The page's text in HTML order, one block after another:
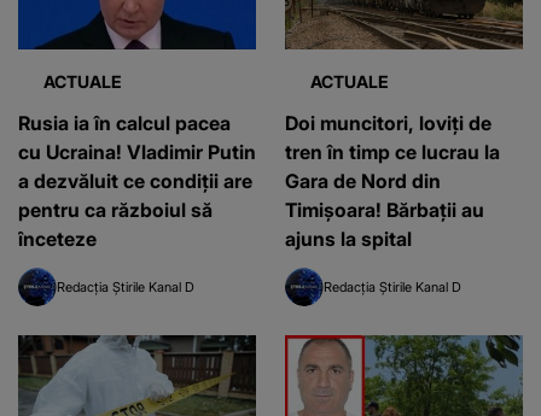
ACTUALE
Rusia ia în calcul pacea
cu Ucraina! Vladimir Putin
a dezvăluit ce condiții are
pentru ca războiul să
înceteze
Redacția Știrile Kanal D
ACTUALE
Doi muncitori, loviți de
tren în timp ce lucrau la
Gara de Nord din
Timișoara! Bărbații au
ajuns la spital
Redacția Știrile Kanal D